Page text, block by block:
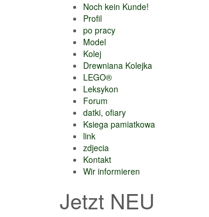
Noch kein Kunde!
Profil
po pracy
Model
Kolej
Drewniana Kolejka
LEGO®
Leksykon
Forum
datki, ofiary
Ksiega pamiatkowa
link
zdjecia
Kontakt
Wir informieren
Jetzt NEU